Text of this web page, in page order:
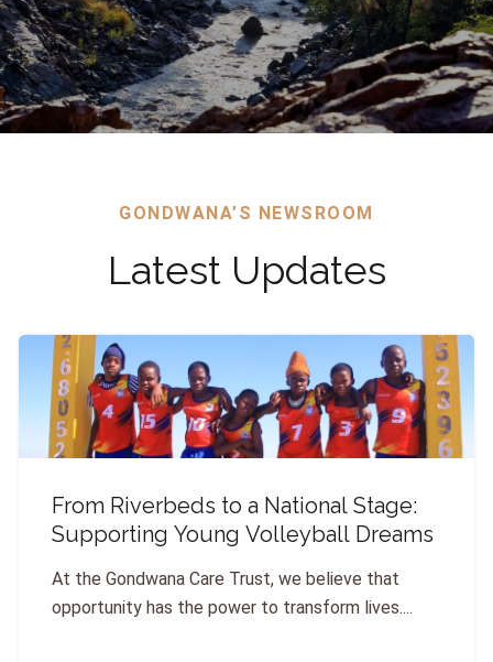
GONDWANA’S NEWSROOM
Latest Updates
From Riverbeds to a National Stage:
Supporting Young Volleyball Dreams
At the Gondwana Care Trust, we believe that
opportunity has the power to transform lives....